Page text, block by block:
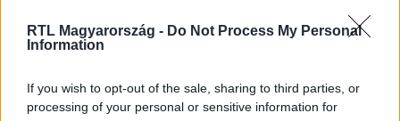
RTL Magyarország - Do Not Process My Personal
Information
If you wish to opt-out of the sale, sharing to third parties, or
processing of your personal or sensitive information for